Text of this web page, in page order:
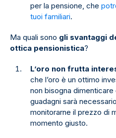
per la pensione, che
tuoi familiari.
Ma quali sono gli svantaggi
ottica pensionistica?
L’oro non frutta
che l’oro è un ottimo
non bisogna
guadagni sarà
monitorarne il prezzo di
momento giusto.